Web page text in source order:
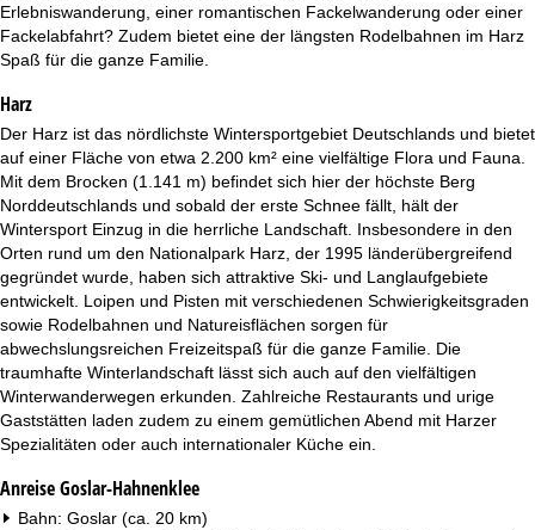
e
Erlebniswanderung, einer romantischen Fackelwanderung oder einer
Fackelabfahrt? Zudem bietet eine der längsten Rodelbahnen im Harz
Spaß für die ganze Familie.
Harz
Der Harz ist das nördlichste Wintersportgebiet Deutschlands und bietet
auf einer Fläche von etwa 2.200 km² eine vielfältige Flora und Fauna.
Mit dem Brocken (1.141 m) befindet sich hier der höchste Berg
Norddeutschlands und sobald der erste Schnee fällt, hält der
Wintersport Einzug in die herrliche Landschaft. Insbesondere in den
Orten rund um den Nationalpark Harz, der 1995 länderübergreifend
gegründet wurde, haben sich attraktive Ski- und Langlaufgebiete
entwickelt. Loipen und Pisten mit verschiedenen Schwierigkeitsgraden
sowie Rodelbahnen und Natureisflächen sorgen für
abwechslungsreichen Freizeitspaß für die ganze Familie. Die
traumhafte Winterlandschaft lässt sich auch auf den vielfältigen
Winterwanderwegen erkunden. Zahlreiche Restaurants und urige
Gaststätten laden zudem zu einem gemütlichen Abend mit Harzer
Spezialitäten oder auch internationaler Küche ein.
Anreise Goslar-Hahnenklee
Bahn: Goslar (ca. 20 km)